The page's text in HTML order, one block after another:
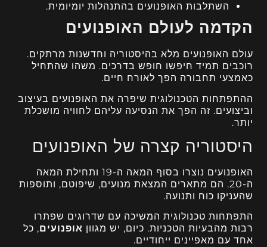
השתלבות האופנועים בהתנהלות יומיומית.
הקדמה לעולם האופנועים
עולם האופנועים מלא בהיסטוריה וחדשנות מרתקים.
רוכבים תמיד חיפשו חופש בדרכים. משהו שהתחיל
כאמצעי תחבורה הפך לאורח חיים.
ההתפתחות הטכנולוגית שיפרה את האופנועים בעיצוב
וביצועים. זה הפך את הנסיעה עליהם לחוויה מושכלת
יותר.
היסטוריה קצרה של האופנועים
האופנועים נוצרו בסוף המאה ה-19 ותחילת המאה
ה-20. הם מתארים המצאת מנועים, שיפוטם, ותוספות
שהעניקו כוח ותנועה.
התפתחות טכנולוגית המשיכה עם שדרוגים שפתרו
רבות מהבעיות הטכניות. כיום, יש מגוון אופנועים, כל
אחד עם מאפיינים ייחודיים.